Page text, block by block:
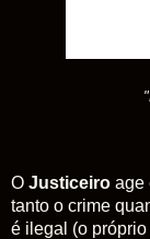
O Justiceiro age
tanto o crime
é ilegal (o